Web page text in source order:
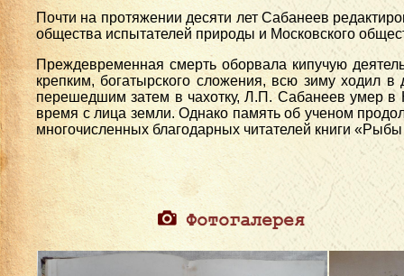
Почти на протяжении десяти лет Сабанеев
общества испытателей природы и Московского
Преждевременная смерть оборвала кипучую
крепким, богатырского сложения, всю зиму ходил
перешедшим затем в чахотку, Л.П. Сабанеев умер в
время с лица земли. Однако память об ученом
многочисленных благодарных читателей книги
Фотогалерея